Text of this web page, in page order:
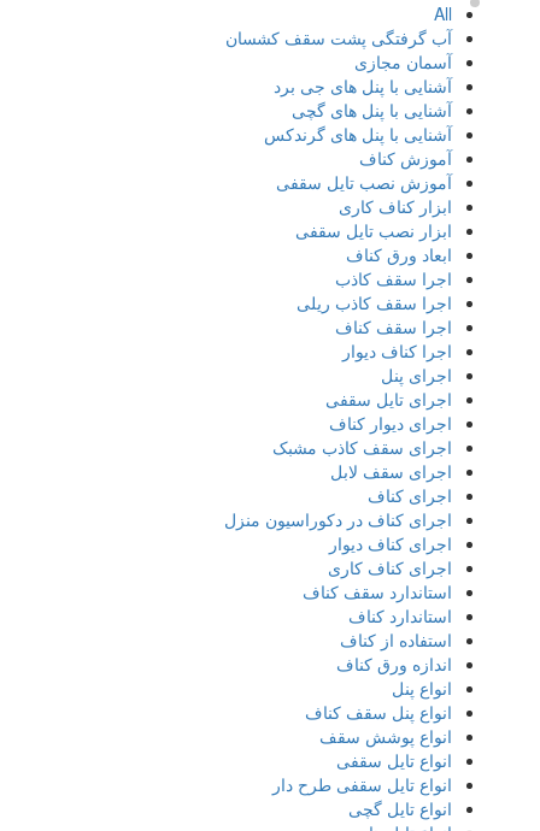
All
آب گرفتگی پشت سقف کشسان
آسمان مجازی
آشنایی با پنل های جی برد
آشنایی با پنل های گچی
آشنایی با پنل های گرندکس
آموزش کناف
آموزش نصب تایل سقفی
ابزار کناف کاری
ابزار نصب تایل سقفی
ابعاد ورق کناف
اجرا سقف کاذب
اجرا سقف کاذب ریلی
اجرا سقف کناف
اجرا کناف دیوار
اجرای پنل
اجرای تایل سقفی
اجرای دیوار کناف
اجرای سقف کاذب مشبک
اجرای سقف لابل
اجرای کناف
اجرای کناف در دکوراسیون منزل
اجرای کناف دیوار
اجرای کناف کاری
استاندارد سقف کناف
استاندارد کناف
استفاده از کناف
اندازه ورق کناف
انواع پنل
انواع پنل سقف کناف
انواع پوشش سقف
انواع تایل سقفی
انواع تایل سقفی طرح دار
انواع تایل گچی